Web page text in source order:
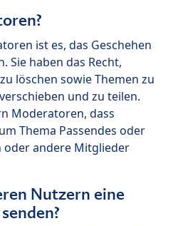
ist es, das Geschehen
Sie haben das Recht,
löschen sowie Themen zu
und zu teilen.
Moderatoren, dass
Thema Passendes oder
oder andere Mitglieder
Nutzern eine